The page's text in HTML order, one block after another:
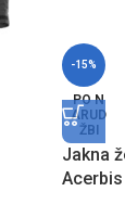
-15%
PO N
ARUD
ŽBI
Jakna
Acerbis